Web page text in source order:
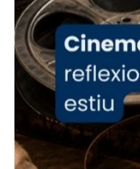
2 weeks ago
«Avui les
ajuden a
Mons. Sergi
presidit